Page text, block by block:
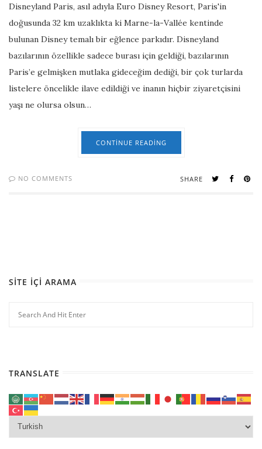
Disneyland Paris, asıl adıyla Euro Disney Resort, Paris'in
doğusunda 32 km uzaklıkta ki Marne-la-Vallée kentinde
bulunan Disney temalı bir eğlence parkıdır. Disneyland
bazılarının özellikle sadece burası için geldiği, bazılarının
Paris’e gelmişken mutlaka gideceğim dediği, bir çok turlarda
listelere öncelikle ilave edildiği ve inanın hiçbir ziyaretçisini
yaşı ne olursa olsun…
CONTINUE READING
NO COMMENTS SHARE
SITE İÇI ARAMA
TRANSLATE